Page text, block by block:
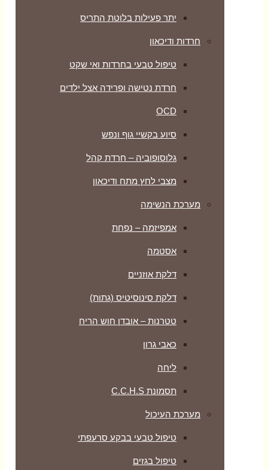
יתר פעילות בלוטת התריס
חרדות ודיכאון
טיפול טבעי בחרדות ואי שקט
חרדת נטישה ופרידה אצל ילדים
OCD
סיוע בקשיי גוף ונפש
גלוסופוביה – חרדת קהל
מצבי לחץ מתח ודיכאון
מערכת הנשימה
אמפיזמה – נפחת
אסטמה
דלקת אוזניים
דלקת סינוסיטיס (גתות)
טטרנות – אובדן חוש הריח
כאבי גרון
ליחה
תסמונת C.C.H.S
מערכת העיכול
טיפול טבעי בבקע סרעפתי
טיפול בגזים